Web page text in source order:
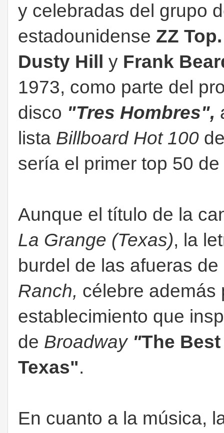
y celebradas del grupo
estadounidense ZZ
Dusty Hill
y Frank
1973, como parte del
disco "Tres Hombres",
lista Billboard Hot 100
sería el primer top 50
Aunque el título de la
La Grange (Texas), la
burdel de las afueras
Ranch, célebre además
establecimiento que
de Broadway "The
Texas".
En cuanto a la música,